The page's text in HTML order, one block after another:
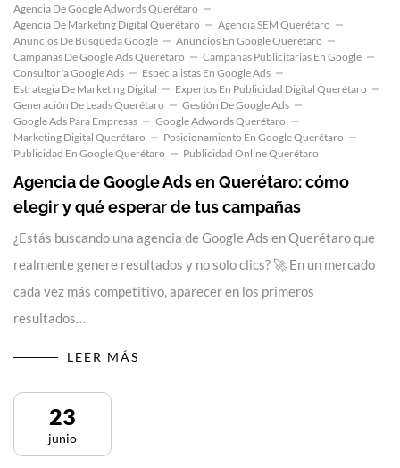
Agencia De Google Adwords Querétaro
Agencia De Marketing Digital Querétaro
Agencia SEM Querétaro
Anuncios De Búsqueda Google
Anuncios En Google Querétaro
Campañas De Google Ads Querétaro
Campañas Publicitarias En Google
Consultoría Google Ads
Especialistas En Google Ads
Estrategia De Marketing Digital
Expertos En Publicidad Digital Querétaro
Generación De Leads Querétaro
Gestión De Google Ads
Google Ads Para Empresas
Google Adwords Querétaro
Marketing Digital Querétaro
Posicionamiento En Google Querétaro
Publicidad En Google Querétaro
Publicidad Online Querétaro
Agencia de Google Ads en Querétaro: cómo
elegir y qué esperar de tus campañas
¿Estás buscando una agencia de Google Ads en Querétaro que
realmente genere resultados y no solo clics? 🚀 En un mercado
cada vez más competitivo, aparecer en los primeros
resultados…
LEER MÁS
23
junio